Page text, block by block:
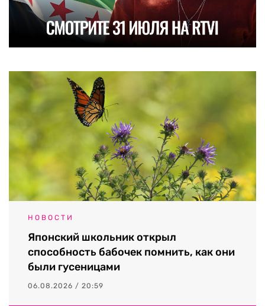
НОВОСТИ
Японский школьник открыл
способность бабочек помнить, как они
были гусеницами
06.08.2026 / 20:59